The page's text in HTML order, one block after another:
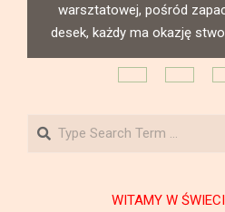
warsztatowej, pośród
desek, każdy ma okazję
WITAMY W